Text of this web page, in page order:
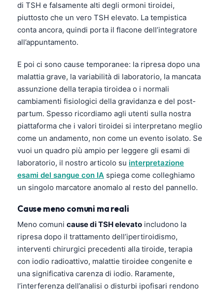
di TSH e falsamente alti degli ormoni tiroidei,
piuttosto che un vero TSH elevato. La tempistica
conta ancora, quindi porta il flacone dell’integratore
all’appuntamento.
E poi ci sono cause temporanee: la ripresa dopo una
malattia grave, la variabilità di laboratorio, la mancata
assunzione della terapia tiroidea o i normali
cambiamenti fisiologici della gravidanza e del post-
partum. Spesso ricordiamo agli utenti sulla nostra
piattaforma che i valori tiroidei si interpretano meglio
come un andamento, non come un evento isolato. Se
vuoi un quadro più ampio per leggere gli esami di
laboratorio, il nostro articolo su interpretazione
esami del sangue con IA spiega come colleghiamo
un singolo marcatore anomalo al resto del pannello.
Cause meno comuni ma reali
Meno comuni cause di TSH elevato includono la
ripresa dopo il trattamento dell’ipertiroidismo,
interventi chirurgici precedenti alla tiroide, terapia
con iodio radioattivo, malattie tiroidee congenite e
una significativa carenza di iodio. Raramente,
l’interferenza dell’analisi o disturbi ipofisari rendono